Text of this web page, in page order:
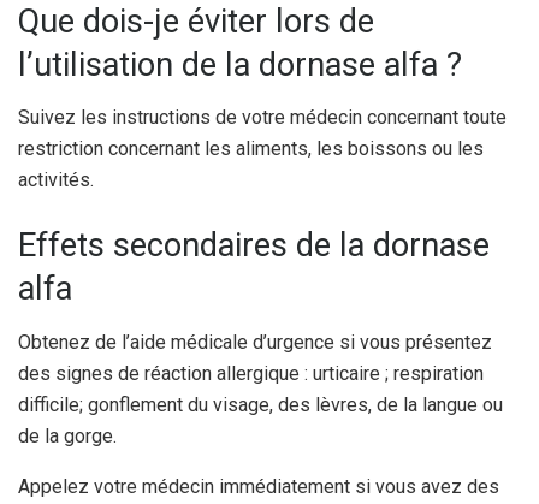
Que dois-je éviter lors de
l’utilisation de la dornase alfa ?
Suivez les instructions de votre médecin concernant toute
restriction concernant les aliments, les boissons ou les
activités.
Effets secondaires de la dornase
alfa
Obtenez de l’aide médicale d’urgence si vous présentez
des signes de réaction allergique : urticaire ; respiration
difficile; gonflement du visage, des lèvres, de la langue ou
de la gorge.
Appelez votre médecin immédiatement si vous avez des